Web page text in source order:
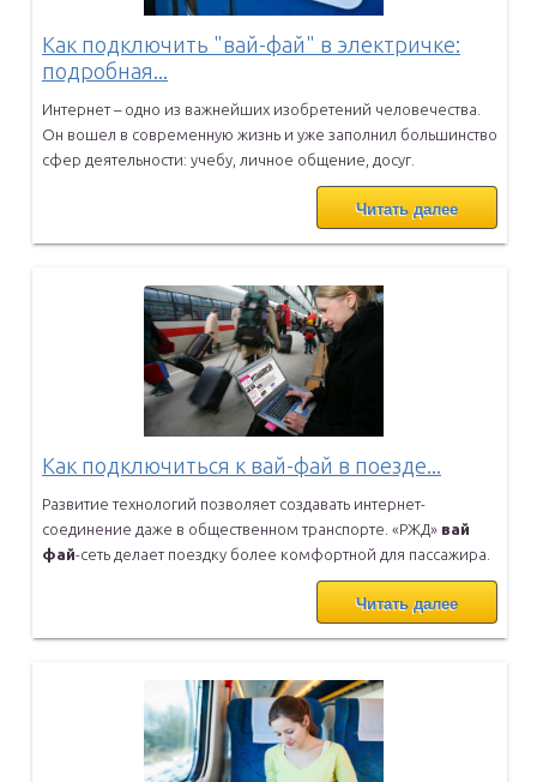
Как подключить "вай-фай" в электричке:
подробная...
Интернет – одно из важнейших изобретений человечества.
Он вошел в современную жизнь и уже заполнил большинство
сфер деятельности: учебу, личное общение, досуг.
Читать далее
Как подключиться к вай-фай в поезде...
Развитие технологий позволяет создавать интернет-
соединение даже в общественном транспорте. «РЖД» вай
фай-сеть делает поездку более комфортной для пассажира.
Читать далее